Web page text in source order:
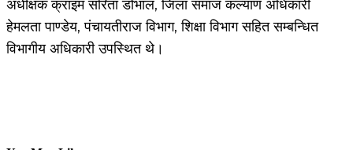
अधीक्षक क्राइम सरिता डोभाल, जिला समाज कल्याण अधिकारी
हेमलता पाण्डेय, पंचायतीराज विभाग, शिक्षा विभाग सहित सम्बन्धित
विभागीय अधिकारी उपस्थित थे।